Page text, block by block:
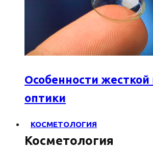
Особенности жесткой
оптики
КОСМЕТОЛОГИЯ
Косметология